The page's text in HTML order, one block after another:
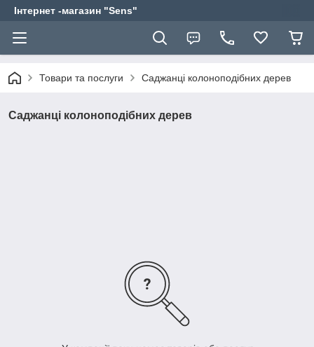
Інтернет -магазин "Sens"
Товари та послуги Саджанці колоноподібних дерев
Саджанці колоноподібних дерев